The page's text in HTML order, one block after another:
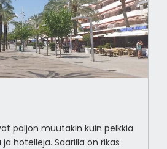
paljon muutakin kuin pelkkiä
hotelleja. Saarilla on rikas